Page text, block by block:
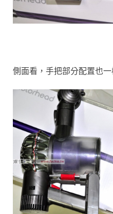
側面看，手把部分配置也